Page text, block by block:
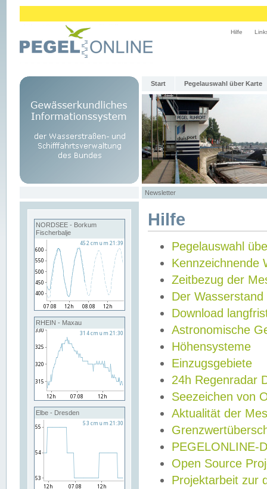
Hilfe
Start Pegelauswahl über Karte
Newsletter
NORDSEE - Borkum
Fischerbalje
RHEIN - Maxau
Elbe - Dresden
Hilfe
Pegelauswahl
Kennzeichnende
Zeitbezug der
Der Wasserstand
Download
Astronomische
Höhensysteme
Einzugsgebiete
24h Regenradar
Seezeichen von
Aktualität der
PEGELONLINE-
Open Source
Projektarbeit zur